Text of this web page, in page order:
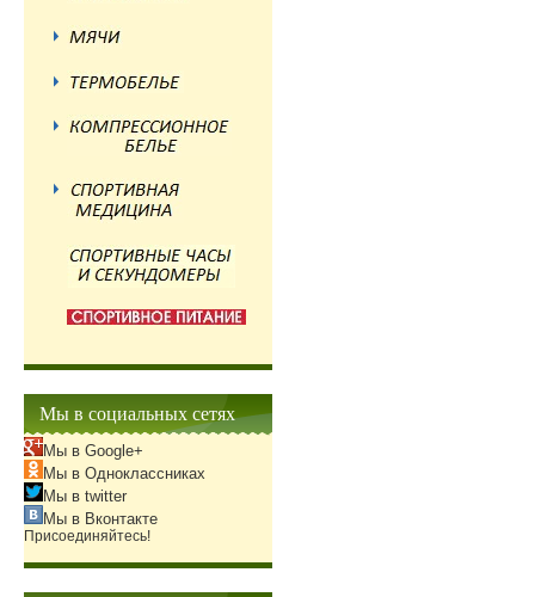
Мы в социальных сетях
Мы в Google+
Мы в Одноклассниках
Мы в twitter
Мы в Вконтакте
Присоединяйтесь!